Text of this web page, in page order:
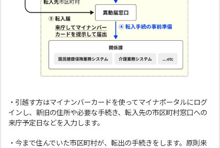
・引越す方はマイナンバーカードを使ってマイナポータルにログ
インし、新旧の住所や必要な手続き、転入先の市区町村窓口への
来庁予定日などを入力します。
・今まで住んでいた市区町村が、転出の手続きをします。原則来